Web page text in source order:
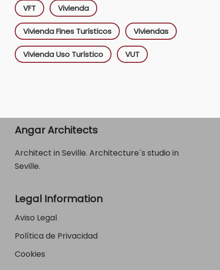
VFT Vivienda
Vivienda Fines Turísticos Viviendas
Vivienda Uso Turístico VUT
Angar Architects
Architect in Seville. Architecture´s studio in
Seville.
Legal Information
Aviso Legal
Política de Privacidad
Cookies